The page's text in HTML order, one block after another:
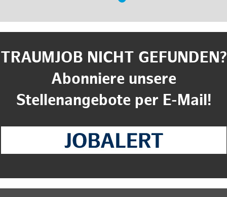
TRAUMJOB NICHT GEFUNDEN?
Abonniere unsere
Stellenangebote per E-Mail!